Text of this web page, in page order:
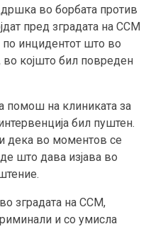
во борбата против
пред зградата на ССМ
по инцидентот што во
во којшто бил повреден
на клиниката за
бил пуштен.
дека во моментов се
што дава изјава во
зградата на ССМ,
и со умисла